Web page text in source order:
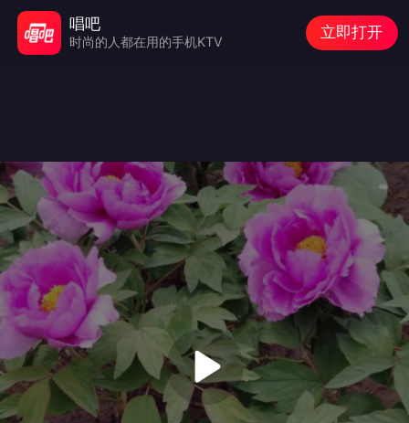
唱吧
时尚的人都在用的手机KTV
立即打开